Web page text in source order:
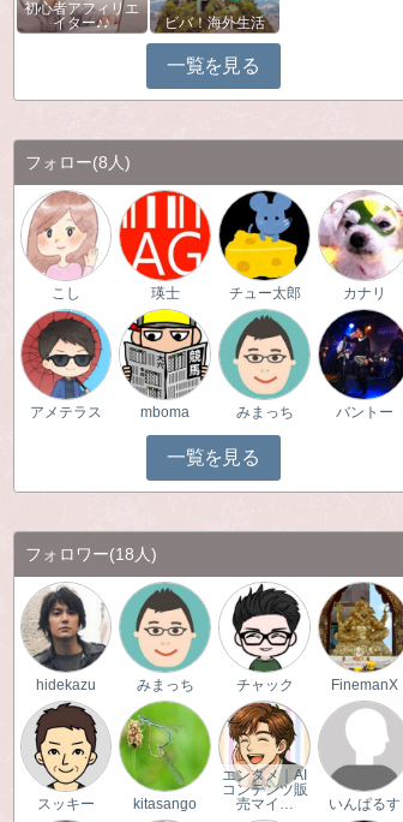
初心者アフィリエ
イター♪♪
ビバ！海外生活
一覧を見る
フォロー(8人)
こし 瑛士 チュー太郎 カナリ
アメテラス mboma みまっち バントー
一覧を見る
フォロワー(18人)
hidekazu みまっち チャック FinemanX
スッキー kitasango
エンタメ｜AI
コンテンツ販
売マイ…
いんぱるす